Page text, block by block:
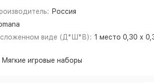
Россия
сложенном виде (Д*Ш*В): 1 место 0,30 х
Мягкие игровые наборы